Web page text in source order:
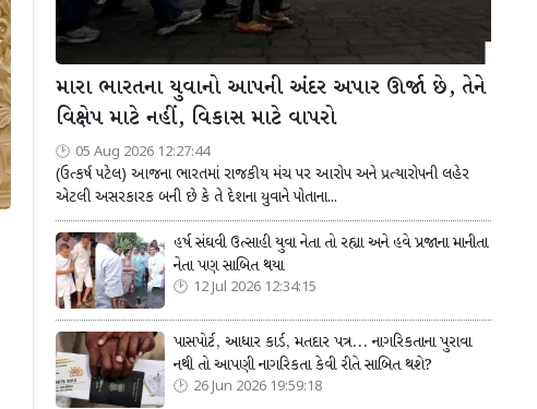
મારા ભારતના યુવાનો આપની અંદર અપાર ઊર્જા છે, તેને
વિક્ષેપ માટે નહીં, વિકાસ માટે વાપરો
05 Aug 2026 12:27:44
(ઉત્કર્ષ પટેલ) આજના ભારતમાં રાજકીય મંચ પર આરોપ અને પ્રત્યારોપની લહેર
એટલી અસરકારક બની છે કે તે દેશના યુવાને પોતાના...
હર્ષ સંઘવી ઉત્સાહી યુવા નેતા તો રહ્યા અને હવે પ્રજાના માનીતા
નેતા પણ સાબિત થયા
12 Jul 2026 12:34:15
પાસપોર્ટ, આધાર કાર્ડ, મતદાર પત્ર... નાગરિકતાના પુરાવા
નથી તો આપણી નાગરિકતા કેવી રીતે સાબિત થશે?
26 Jun 2026 19:59:18